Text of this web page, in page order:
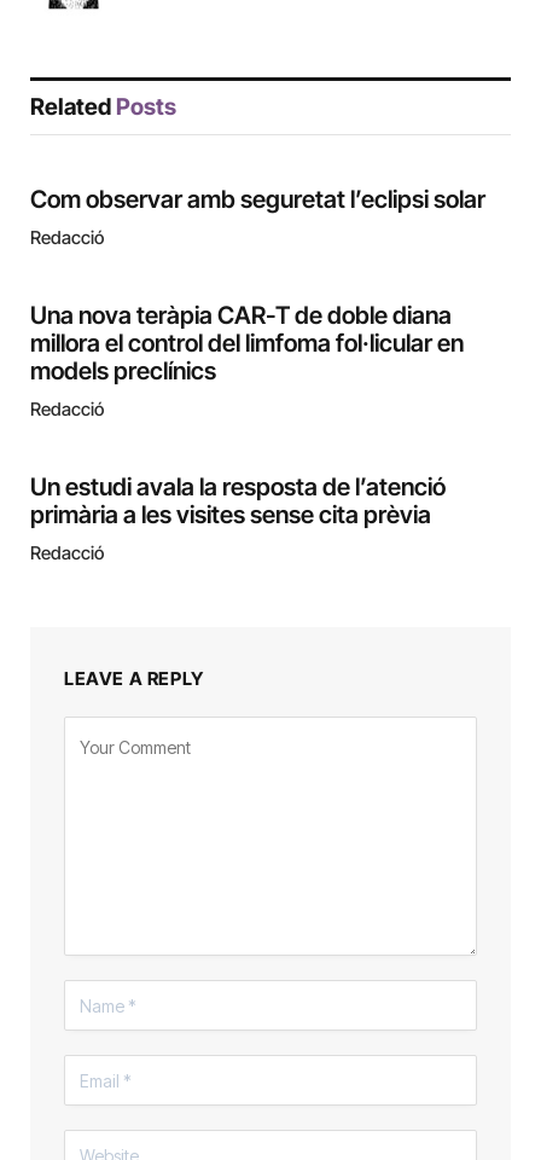
Related Posts
Com observar amb seguretat l’eclipsi solar
Redacció
Una nova teràpia CAR-T de doble diana
millora el control del limfoma fol·licular en
models preclínics
Redacció
Un estudi avala la resposta de l’atenció
primària a les visites sense cita prèvia
Redacció
LEAVE A REPLY